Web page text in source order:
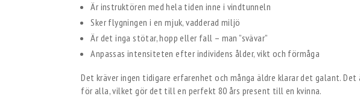
Är instruktören med hela tiden inne i vindtunneln
Sker flygningen i en mjuk, vadderad miljö
Är det inga stötar, hopp eller fall – man ”svävar”
Anpassas intensiteten efter individens ålder, vikt och förmåga
Det kräver ingen tidigare erfarenhet och många äldre klarar det galant.
för alla, vilket gör det till en perfekt 80 års present till en kvinna.